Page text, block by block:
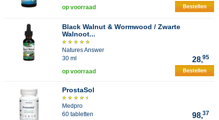
op voorraad Bestellen
Black Walnut & Wormwood / Zwarte
Walnoot...
Natures Answer
30 ml
28,95
op voorraad Bestellen
ProstaSol
Medpro
60 tabletten
98,37